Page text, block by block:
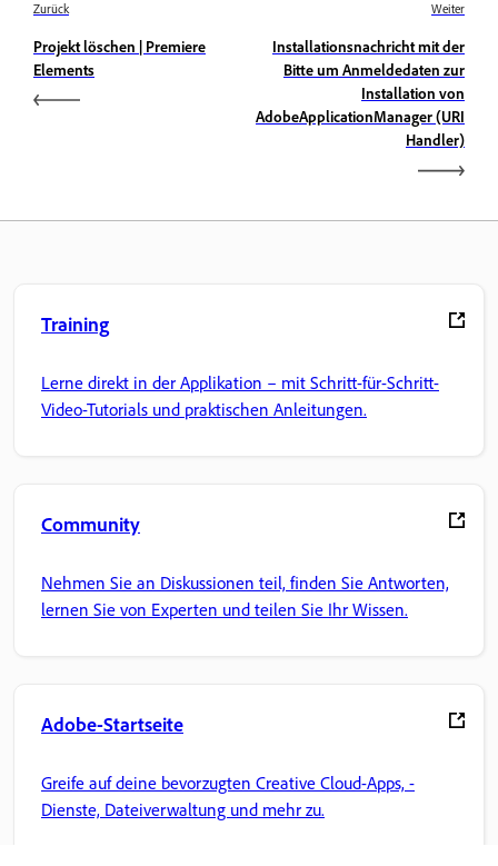
Zurück
Projekt löschen | Premiere
Elements
Weiter
Installationsnachricht mit der
Bitte um Anmeldedaten zur
Installation von
AdobeApplicationManager (URI
Handler)
Training
Lerne direkt in der Applikation – mit Schritt-für-Schritt-
Video-Tutorials und praktischen Anleitungen.
Community
Nehmen Sie an Diskussionen teil, finden Sie Antworten,
lernen Sie von Experten und teilen Sie Ihr Wissen.
Adobe-Startseite
Greife auf deine bevorzugten Creative Cloud-Apps, -
Dienste, Dateiverwaltung und mehr zu.